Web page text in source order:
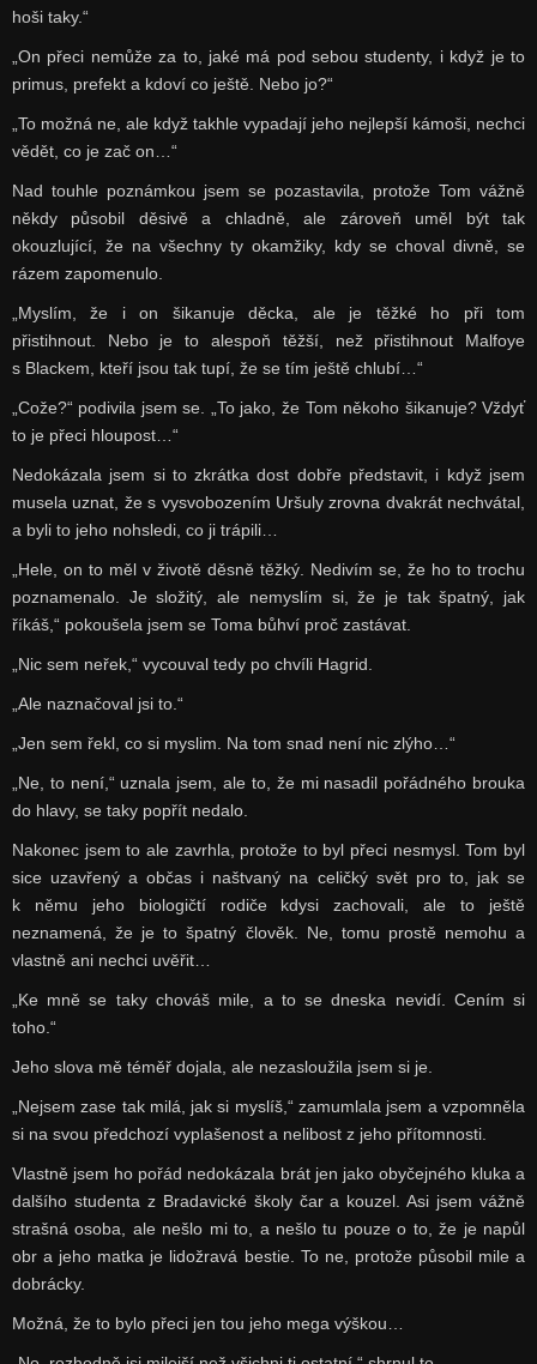
hoši taky.“
„On přeci nemůže za to, jaké má pod sebou studenty, i když je to
primus, prefekt a kdoví co ještě. Nebo jo?“
„To možná ne, ale když takhle vypadají jeho nejlepší kámoši, nechci
vědět, co je zač on…“
Nad touhle poznámkou jsem se pozastavila, protože Tom vážně
někdy působil děsivě a chladně, ale zároveň uměl být tak
okouzlující, že na všechny ty okamžiky, kdy se choval divně, se
rázem zapomenulo.
„Myslím, že i on šikanuje děcka, ale je těžké ho při tom
přistihnout. Nebo je to alespoň těžší, než přistihnout Malfoye
s Blackem, kteří jsou tak tupí, že se tím ještě chlubí…“
„Cože?“ podivila jsem se. „To jako, že Tom někoho šikanuje? Vždyť
to je přeci hloupost…“
Nedokázala jsem si to zkrátka dost dobře představit, i když jsem
musela uznat, že s vysvobozením Uršuly zrovna dvakrát nechvátal,
a byli to jeho nohsledi, co ji trápili…
„Hele, on to měl v životě děsně těžký. Nedivím se, že ho to trochu
poznamenalo. Je složitý, ale nemyslím si, že je tak špatný, jak
říkáš,“ pokoušela jsem se Toma bůhví proč zastávat.
„Nic sem neřek,“ vycouval tedy po chvíli Hagrid.
„Ale naznačoval jsi to.“
„Jen sem řekl, co si myslim. Na tom snad není nic zlýho…“
„Ne, to není,“ uznala jsem, ale to, že mi nasadil pořádného brouka
do hlavy, se taky popřít nedalo.
Nakonec jsem to ale zavrhla, protože to byl přeci nesmysl. Tom byl
sice uzavřený a občas i naštvaný na celičký svět pro to, jak se
k němu jeho biologičtí rodiče kdysi zachovali, ale to ještě
neznamená, že je to špatný člověk. Ne, tomu prostě nemohu a
vlastně ani nechci uvěřit…
„Ke mně se taky chováš mile, a to se dneska nevidí. Cením si
toho.“
Jeho slova mě téměř dojala, ale nezasloužila jsem si je.
„Nejsem zase tak milá, jak si myslíš,“ zamumlala jsem a vzpomněla
si na svou předchozí vyplašenost a nelibost z jeho přítomnosti.
Vlastně jsem ho pořád nedokázala brát jen jako obyčejného kluka a
dalšího studenta z Bradavické školy čar a kouzel. Asi jsem vážně
strašná osoba, ale nešlo mi to, a nešlo tu pouze o to, že je napůl
obr a jeho matka je lidožravá bestie. To ne, protože působil mile a
dobrácky.
Možná, že to bylo přeci jen tou jeho mega výškou…